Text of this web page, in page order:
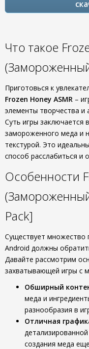
Что такое
Приготовься к
Frozen Honey ASMR –
элементы творчества и
Суть игры заключается
замороженного меда и
текстурой. Это
способ расслабиться и
Особенности
Pack]
Существует множество
Android должны
Давайте рассмотрим
захватывающей игры с
Обширный
меда и
разнообразия в
Отличная
создания меда